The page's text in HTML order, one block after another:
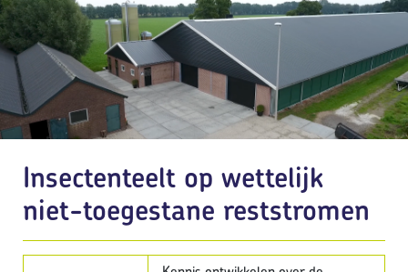
Insectenteelt op wettelijk
niet-toegestane reststromen